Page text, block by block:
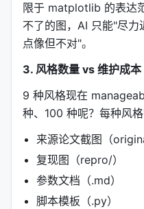
line_training_curve
line_loss_with_inset
scatter_broken_axis
radar_dual_series
这些风格的选择非常精准
限于 matplotlib 的表达
不了的图，AI 只能"尽
点像但不对"。
3. 风格数量 vs 维护成本
9 种风格现在
种、100 种呢？每种风格
来源论文截图（
复现图（repro/）
参数文档（.md）
脚本模板（.py）